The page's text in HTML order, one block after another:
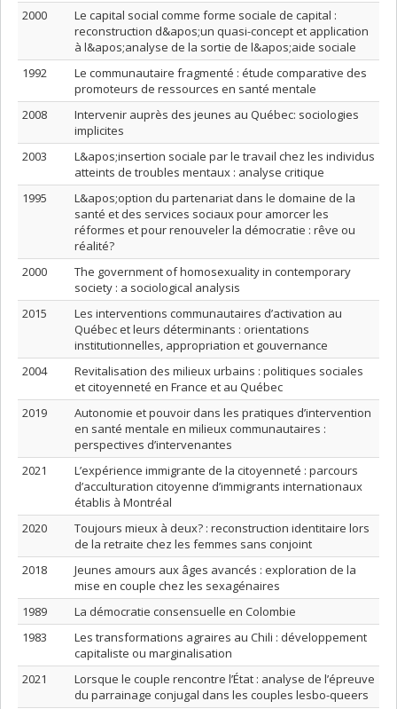
2000
Le capital social comme forme sociale de capital :
reconstruction d&apos;un quasi-concept et application
à l&apos;analyse de la sortie de l&apos;aide sociale
1992
Le communautaire fragmenté : étude comparative des
promoteurs de ressources en santé mentale
2008
Intervenir auprès des jeunes au Québec: sociologies
implicites
2003
L&apos;insertion sociale par le travail chez les individus
atteints de troubles mentaux : analyse critique
1995
L&apos;option du partenariat dans le domaine de la
santé et des services sociaux pour amorcer les
réformes et pour renouveler la démocratie : rêve ou
réalité?
2000
The government of homosexuality in contemporary
society : a sociological analysis
2015
Les interventions communautaires d’activation au
Québec et leurs déterminants : orientations
institutionnelles, appropriation et gouvernance
2004
Revitalisation des milieux urbains : politiques sociales
et citoyenneté en France et au Québec
2019
Autonomie et pouvoir dans les pratiques d’intervention
en santé mentale en milieux communautaires :
perspectives d’intervenantes
2021
L’expérience immigrante de la citoyenneté : parcours
d’acculturation citoyenne d’immigrants internationaux
établis à Montréal
2020
Toujours mieux à deux? : reconstruction identitaire lors
de la retraite chez les femmes sans conjoint
2018
Jeunes amours aux âges avancés : exploration de la
mise en couple chez les sexagénaires
1989
La démocratie consensuelle en Colombie
1983
Les transformations agraires au Chili : développement
capitaliste ou marginalisation
2021
Lorsque le couple rencontre l’État : analyse de l’épreuve
du parrainage conjugal dans les couples lesbo-queers